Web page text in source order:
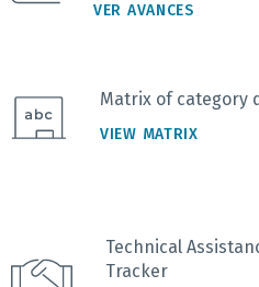
VER AVANCES
Matrix of category
VIEW MATRIX
Technical
Tracker